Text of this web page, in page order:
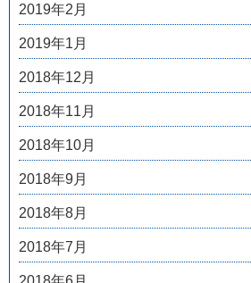
2019年2月
2019年1月
2018年12月
2018年11月
2018年10月
2018年9月
2018年8月
2018年7月